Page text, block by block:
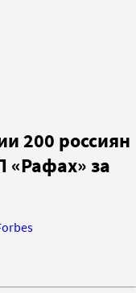
200 россиян
«Рафах» за